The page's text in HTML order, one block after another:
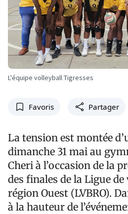
L'équipe volleyball Tigresses
Favoris Partager
La tension est montée
dimanche 31 mai au
Cheri à l’occasion de la
des finales de la Ligue
région Ouest (LVBRO).
à la hauteur de